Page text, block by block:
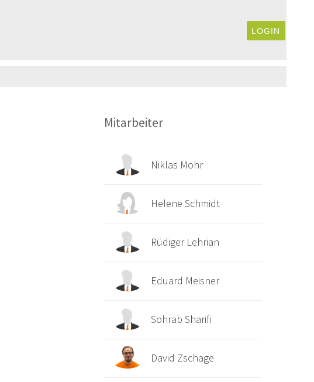
LOGIN
Mitarbeiter
Niklas Mohr
Helene Schmidt
Rüdiger Lehrian
Eduard Meisner
Sohrab Sharifi
David Zschage